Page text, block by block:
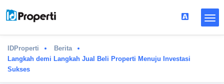
IDProperti
Berita
Langkah demi Langkah Jual Beli Properti Menuju Investasi
Sukses